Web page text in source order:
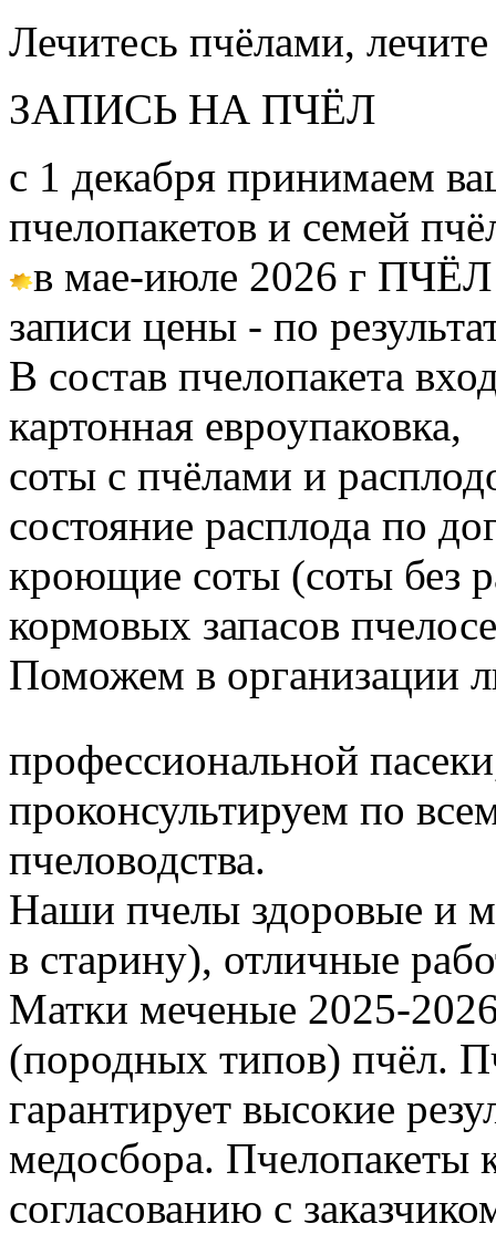
Лечитесь пчёлами,
ЗАПИСЬ НА ПЧЁЛ
с 1 декабря принимаем
пчелопакетов и семей
в мае-июле 2026 г
записи цены - по
В состав пчелопакета
картонная евроупаковка,
соты с пчёлами и
состояние расплода по
кроющие соты (соты без
кормовых запасов
Поможем в организации
профессиональной
проконсультируем по
пчеловодства.
Наши пчелы здоровые и
в старину), отличные
Матки меченые 2025-
(породных типов) пчёл.
гарантирует высокие
медосбора. Пчелопакеты
согласованию с